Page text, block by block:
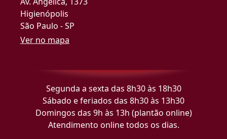
Higienópolis
São Paulo - SP
Ver no mapa
Segunda a sexta das 8h30 às 18h30
Sábado e feriados das 8h30 às 13h30
Domingos das 9h às 13h (plantão online)
Atendimento online todos os dias.